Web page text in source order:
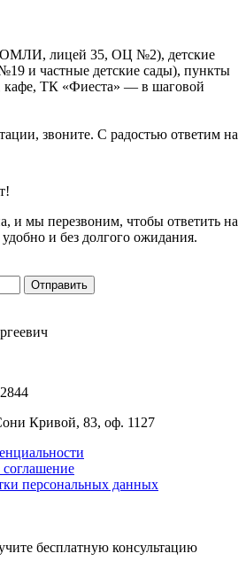
лицей 35, ОЦ №2), детские
и частные детские сады), пункты
кафе, ТК «Фиеста» — в шаговой
звоните. С радостью ответим на
и мы перезвоним, чтобы ответить на
и без долгого ожидания.
Отправить
Кривой, 83, оф. 1127
соглашение
персональных данных
бесплатную консультацию